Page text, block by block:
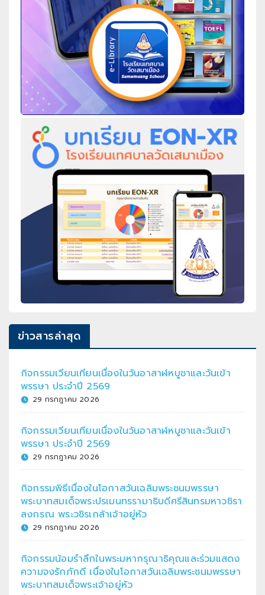
ข่าวสารล่าสุด
กิจกรรมเวียนเทียนเนื่องในวันอาสาฬหบูชาและวันเข้า
พรรษา ประจำปี 2569
29 กรกฎาคม 2026
กิจกรรมเวียนเทียนเนื่องในวันอาสาฬหบูชาและวันเข้า
พรรษา ประจำปี 2569
29 กรกฎาคม 2026
กิจกรรมพิธีเนื่องในโอกาสวันเฉลิมพระชนมพรรษา
พระบาทสมเด็จพระปรเมนทรรามาธิบดีศรีสินทรมหาวชิรา
ลงกรณ พระวชิรเกล้าเจ้าอยู่หัว
29 กรกฎาคม 2026
กิจกรรมน้อมรำลึกในพระมหากรุณาธิคุณและร่วมแสดง
ความจงรักภักดี เนื่องในโอกาสวันเฉลิมพระชนมพรรษา
พระบาทสมเด็จพระเจ้าอยู่หัว